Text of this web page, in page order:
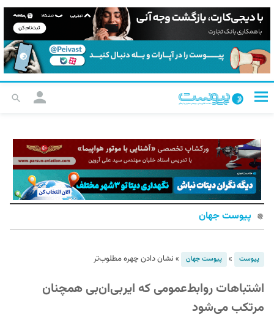
پیوست جهان
پیوست » پیوست جهان » نشان دادن چهره مطلوب‌تر
اشتباهات روابط‌عمومی که ایربی‌ان‌بی همچنان
مرتکب می‌شود